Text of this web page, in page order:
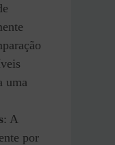
uma
: A
por